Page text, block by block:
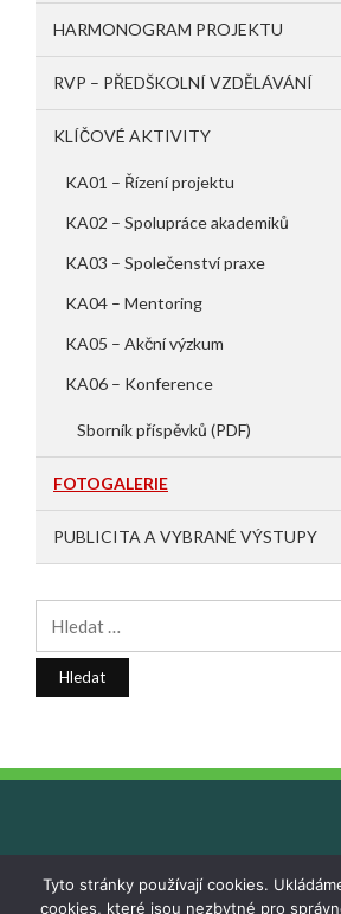
HARMONOGRAM PROJEKTU
RVP – PŘEDŠKOLNÍ VZDĚLÁVÁNÍ
KLÍČOVÉ AKTIVITY
KA01 – Řízení projektu
KA02 – Spolupráce akademiků
KA03 – Společenství praxe
KA04 – Mentoring
KA05 – Akční výzkum
KA06 – Konference
Sborník příspěvků (PDF)
FOTOGALERIE
PUBLICITA A VYBRANÉ VÝSTUPY
Tyto stránky používají cookies.
cookies, které jsou nezbytné pro